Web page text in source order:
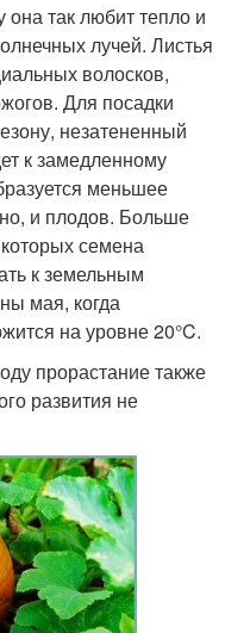
так любит тепло и
лучей. Листья
волосков,
Для посадки
незатененный
к замедленному
меньшее
и плодов. Больше
семена
к земельным
мая, когда
на уровне 20°C.
прорастание также
развития не